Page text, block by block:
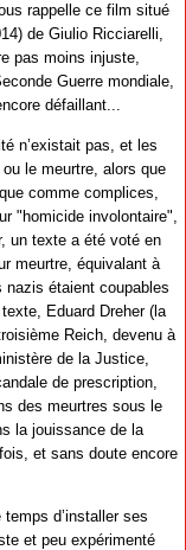
rappelle ce film situé
de Giulio Ricciarelli,
pas moins injuste,
Guerre mondiale,
défaillant...
n’existait pas, et les
le meurtre, alors que
comme complices,
"homicide involontaire",
un texte a été voté en
meurtre, équivalant à
étaient coupables
Eduard Dreher (la
Reich, devenu à
de la Justice,
de prescription,
des meurtres sous le
la jouissance de la
et sans doute encore
d’installer ses
et peu expérimenté